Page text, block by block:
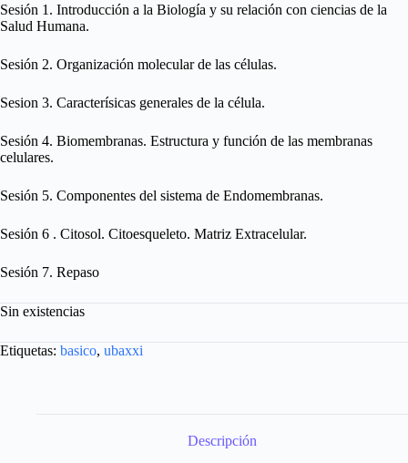
Sesión 1. Introducción a la Biología y su relación con ciencias de la
Salud Humana.
Sesión 2. Organización molecular de las células.
Sesion 3. Caracterísicas generales de la célula.
Sesión 4. Biomembranas. Estructura y función de las membranas
celulares.
Sesión 5. Componentes del sistema de Endomembranas.
Sesión 6 . Citosol. Citoesqueleto. Matriz Extracelular.
Sesión 7. Repaso
Sin existencias
Etiquetas: basico, ubaxxi
Descripción